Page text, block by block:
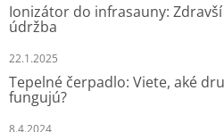
v
s
Ionizátor do infrasauny:
údržba
22.1.2025
Tepelné čerpadlo: Viete, aké
fungujú?
8.4.2024